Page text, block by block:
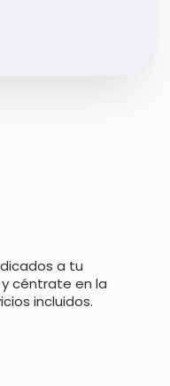
a tu
céntrate en la
incluidos.